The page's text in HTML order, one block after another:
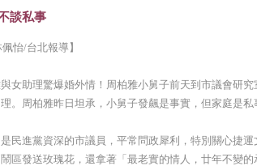
談私事
怡/台北報導】
女助理驚爆婚外情！周柏雅小舅子前天到市議會研
。周柏雅昨日坦承，小舅子發飆是事實，但家庭是私
民進黨資深的市議員，平常問政犀利，特別關心捷
區發送玫瑰花，還拿著「最老實的情人，廿年不變的